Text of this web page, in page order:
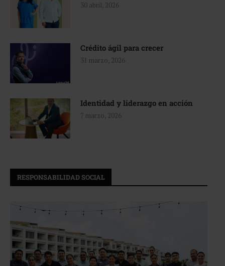
30 abril, 2026
Crédito ágil para crecer
31 marzo, 2026
Identidad y liderazgo en acción
7 marzo, 2026
RESPONSABILIDAD SOCIAL